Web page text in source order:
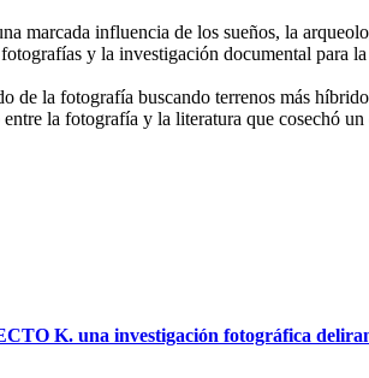
marcada influencia de los sueños, la
y la investigación documental para
de la fotografía buscando terrenos más
la fotografía y la literatura que cosechó
K. una investigación fotográfica